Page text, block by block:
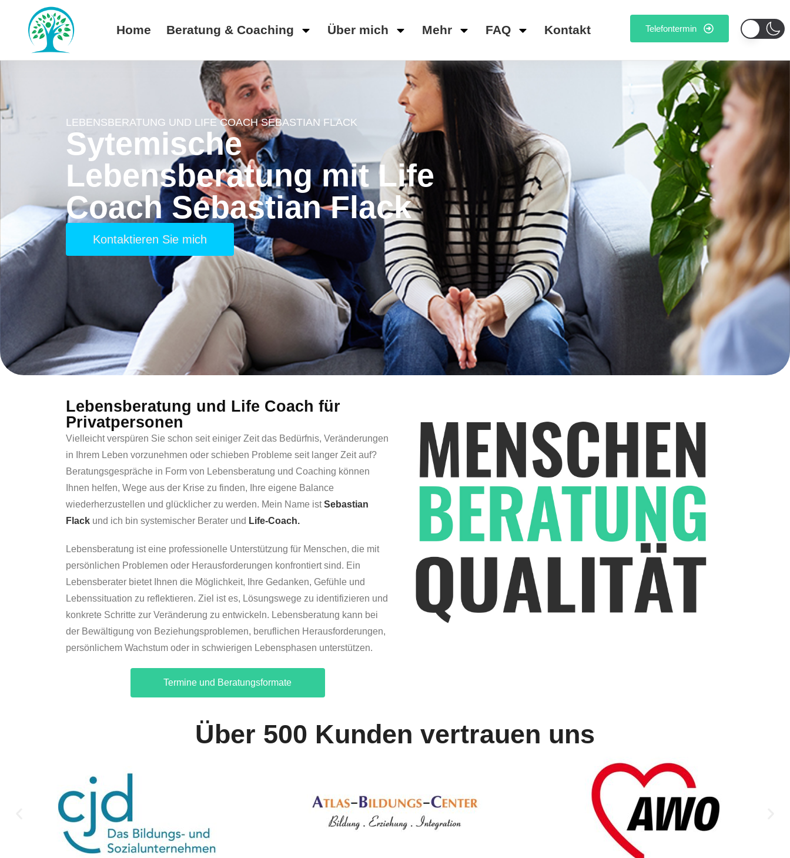
Home Beratung & Coaching Über mich Mehr FAQ Kontakt Telefontermin
LEBENSBERATUNG UND LIFE COACH SEBASTIAN FLACK
Sytemische
Lebensberatung mit Life
Coach Sebastian Flack
Kontaktieren Sie mich
Lebensberatung und Life Coach für
Privatpersonen
Vielleicht verspüren Sie schon seit einiger Zeit das Bedürfnis, Veränderungen
in Ihrem Leben vorzunehmen oder schieben Probleme seit langer Zeit auf?
Beratungsgespräche in Form von Lebensberatung und Coaching können
Ihnen helfen, Wege aus der Krise zu finden, Ihre eigene Balance
wiederherzustellen und glücklicher zu werden. Mein Name istSebastian
Flack und ich bin systemischer Berater und Life-Coach.
Lebensberatung ist eine professionelle Unterstützung für Menschen, die mit
persönlichen Problemen oder Herausforderungen konfrontiert sind. Ein
Lebensberater bietet Ihnen die Möglichkeit, Ihre Gedanken, Gefühle und
Lebenssituation zu reflektieren. Ziel ist es, Lösungswege zu identifizieren und
konkrete Schritte zur Veränderung zu entwickeln. Lebensberatung kann bei
der Bewältigung von Beziehungsproblemen, beruflichen Herausforderungen,
persönlichem Wachstum oder in schwierigen Lebensphasen unterstützen.
Termine und Beratungsformate
Über 500 Kunden vertrauen uns